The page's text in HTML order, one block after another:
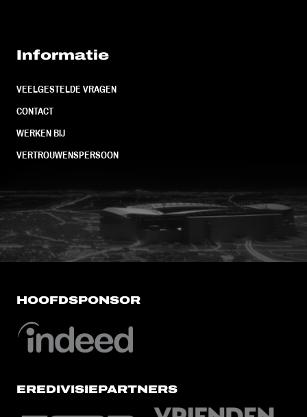
Informatie
VEELGESTELDE VRAGEN
CONTACT
WERKEN BIJ
VERTROUWENSPERSOON
FC Utrecht<br>vanuit<br>het
HOOFDSPONSOR
EREDIVISIEPARTNERS